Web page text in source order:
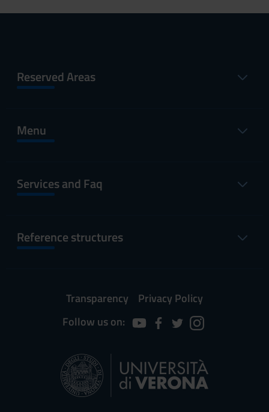
Reserved Areas
Menu
Services and Faq
Reference structures
Transparency
Privacy Policy
Follow us on: